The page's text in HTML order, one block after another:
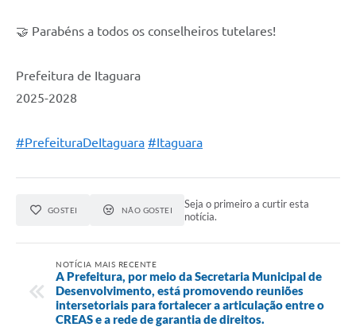
🤝 Parabéns a todos os conselheiros tutelares!
Prefeitura de Itaguara
2025-2028
#PrefeituraDeItaguara #Itaguara
GOSTEI NÃO GOSTEI
Seja o primeiro a curtir esta
notícia.
NOTÍCIA MAIS RECENTE
A Prefeitura, por meio da Secretaria Municipal de
Desenvolvimento, está promovendo reuniões
intersetoriais para fortalecer a articulação entre o
CREAS e a rede de garantia de direitos.